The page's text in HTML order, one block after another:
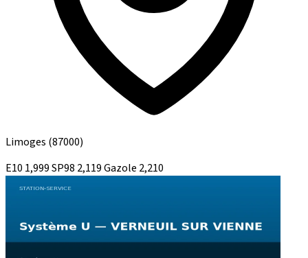
Limoges (87000)
E10 1,999SP98 2,119Gazole 2,210